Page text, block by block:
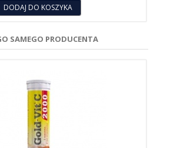
DODAJ DO KOSZYKA
SAMEGO PRODUCENTA